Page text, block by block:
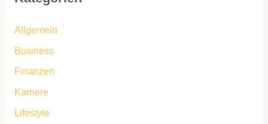
Allgemein
Business
Finanzen
Karriere
Lifestyle